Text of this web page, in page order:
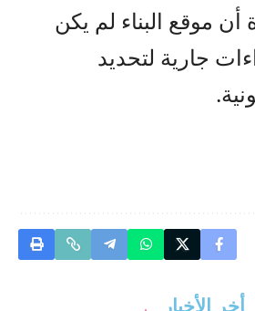
موقع البناء لم يكن
جارية لتحديد
أخر الأخبار